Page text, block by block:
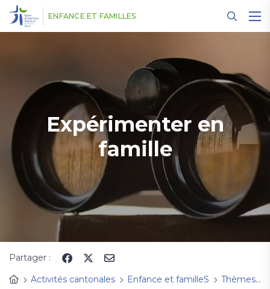
ENFANCE ET FAMILLES
Expérimenter en
famille
Partager :
Activités cantonales
Enfance et familleS Thèmes, fêtes à découvrir
Panneau de gestion des cookies